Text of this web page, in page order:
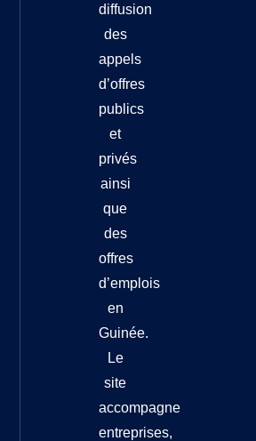
diffusion
des
appels
d’offres
publics
et
privés
ainsi
que
des
offres
d’emplois
en
Guinée.
Le
site
accompagne
entreprises,